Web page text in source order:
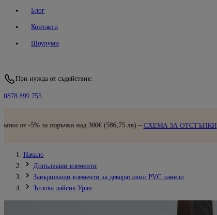
Блог
Контакти
Шоуруми
При нужда от съдействие:
0878 899 755
над 300€ (586,75 лв) –СХЕМА ЗА ОТСТЪПКИ
Начало
Допълващи елементи
Завършващи елементи за декоративни PVC панели
Ъглова лайсна Уран